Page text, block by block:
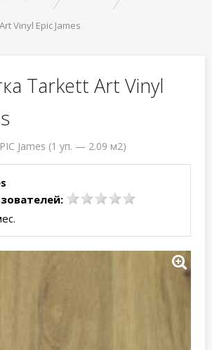
Vinyl Epic James
Tarkett Art Vinyl
James (1 уп. — 2.09 м2)